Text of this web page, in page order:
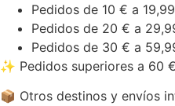
Pedidos de 10 € a
Pedidos de 20 € a
Pedidos de 30 € a
✨ Pedidos superiores a 60
📦 Otros destinos y envíos